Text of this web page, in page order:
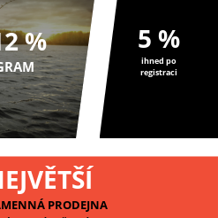
% 5 %
ihned po
registraci
PRODEJNA